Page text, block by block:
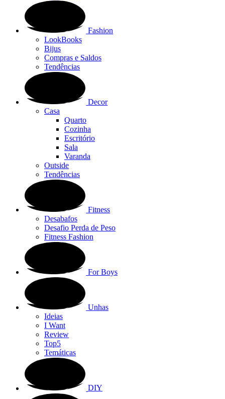
Fashion
LookBooks
Bijus
Compras e Saldos
Tendências
Decor
Casa
Quarto
Cozinha
Escritório
Sala
Varanda
Outside
Tendências
Fitness
Desabafos
Desafio Perda de Peso
Fitness Fashion
For Boys
Unhas
Ideias
I Want
Review
Top5
Temáticas
DIY